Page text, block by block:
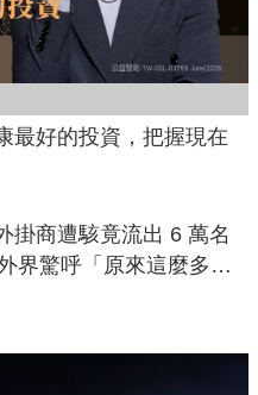
最好的投資，把握現在
掛商遭駭竟流出 6 萬名
界驚呼「原來這麼多人